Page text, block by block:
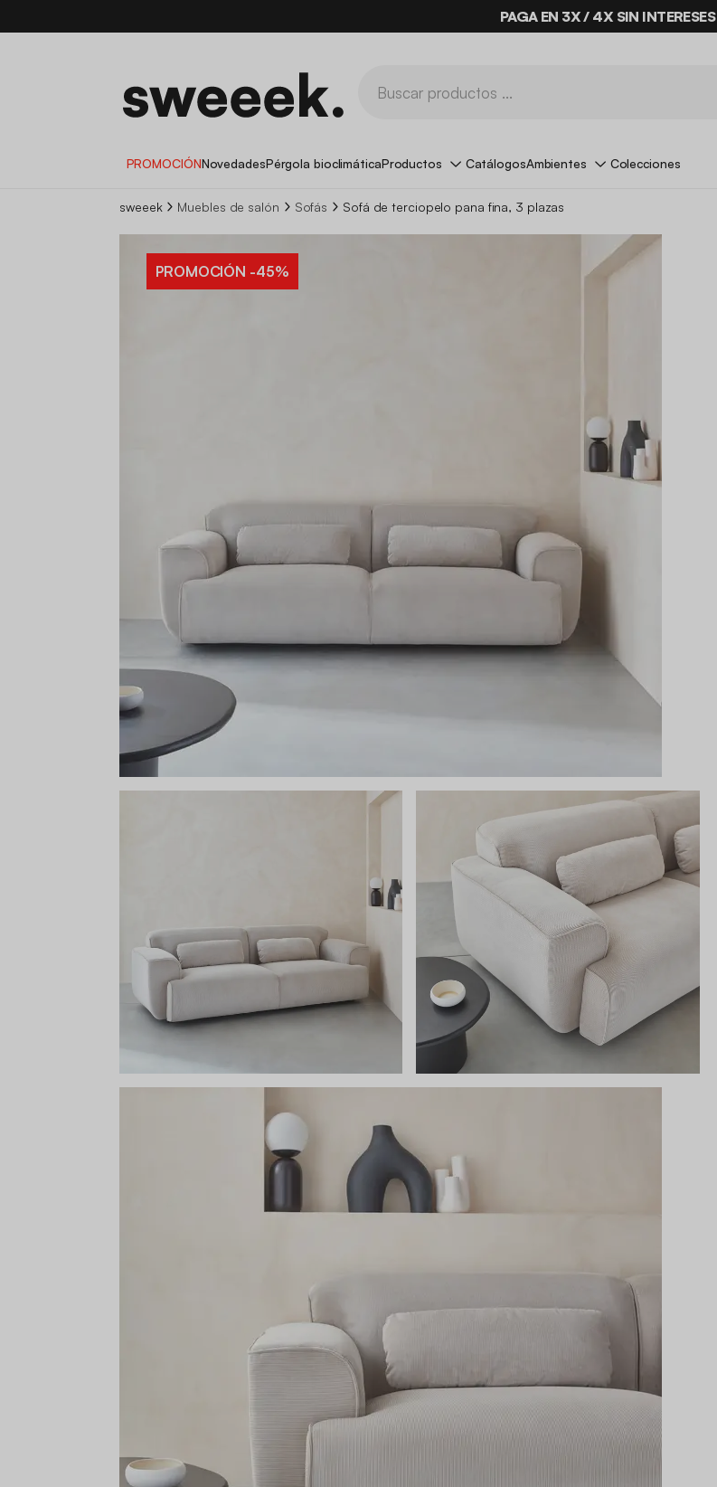
PAGA EN 3X / 4X SIN INTERESES
PROMOCIÓNNovedadesPérgola bioclimáticaProductos CatálogosAmbientes Colecciones
sweeek Muebles de salón Sofás Sofá de terciopelo pana fina, 3 plazas
PROMOCIÓN -45%